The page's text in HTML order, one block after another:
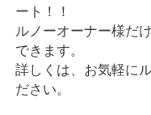
ート！！
ルノーオーナー様だ
できます。
詳しくは、お気軽に
ださい。